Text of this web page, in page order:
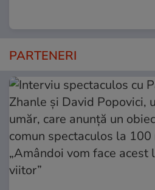
PARTENERI